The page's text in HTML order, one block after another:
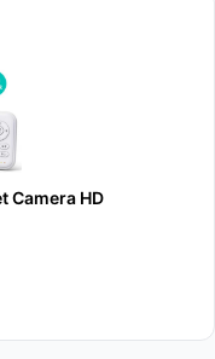
(informatie
Denk aan
als bereik genoemd.
Let op
en handig gebruik.
veilige hoogte, buiten
Camera HD